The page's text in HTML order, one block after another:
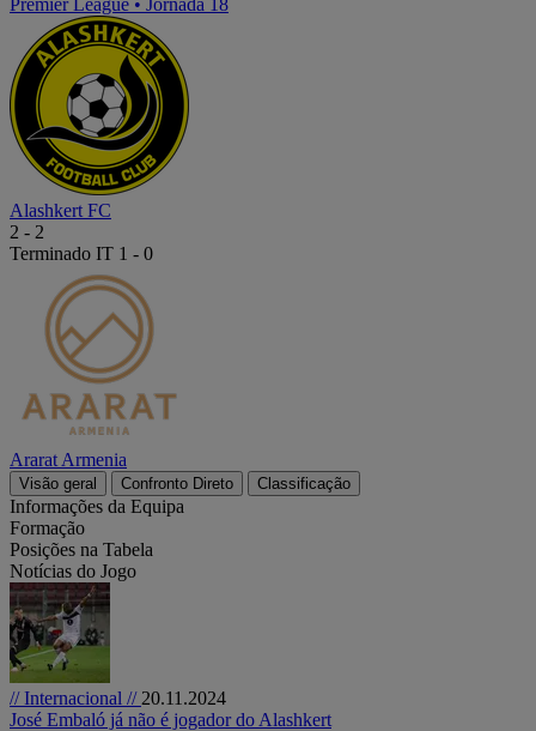
Alashkert FC
2 - 2
Terminado IT 1 - 0
Ararat Armenia
Visão geral Confronto Direto Classificação
Informações da Equipa
Formação
Posições na Tabela
Notícias do Jogo
// Internacional // 20.11.2024
José Embaló já não é jogador do Alashkert